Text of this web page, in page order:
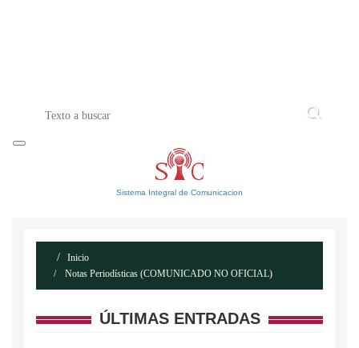
Sistema Integral de Comunicacion
Inicio
Notas Periodísticas (COMUNICADO NO OFICIAL)
ÚLTIMAS ENTRADAS